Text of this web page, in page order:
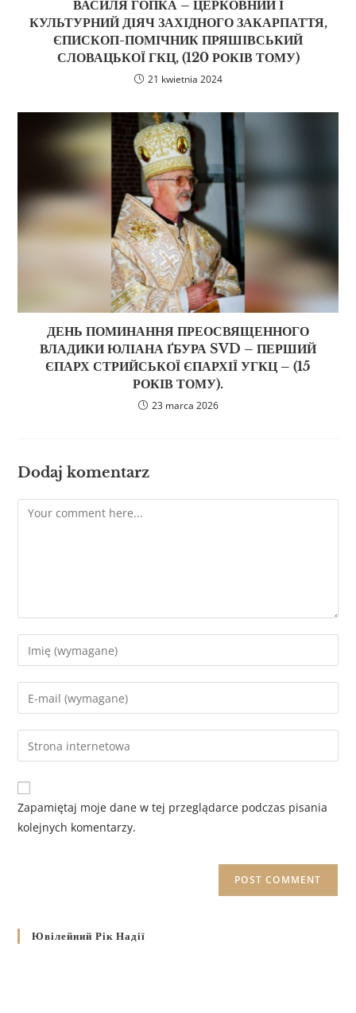
ВАСИЛЯ ГОПКА – ЦЕРКОВНИЙ І
КУЛЬТУРНИЙ ДІЯЧ ЗАХІДНОГО ЗАКАРПАТТЯ,
ЄПИСКОП-ПОМІЧНИК ПРЯШІВСЬКИЙ
СЛОВАЦЬКОЇ ГКЦ, (120 РОКІВ ТОМУ)
21 kwietnia 2024
ДЕНЬ ПОМИНАННЯ ПРЕОСВЯЩЕННОГО
ВЛАДИКИ ЮЛІАНА ҐБУРА SVD – ПЕРШИЙ
ЄПАРХ СТРИЙСЬКОЇ ЄПАРХІЇ УГКЦ – (15
РОКІВ ТОМУ).
23 marca 2026
Dodaj komentarz
Zapamiętaj moje dane w tej przeglądarce podczas pisania
kolejnych komentarzy.
Ювілейний Рік Надії